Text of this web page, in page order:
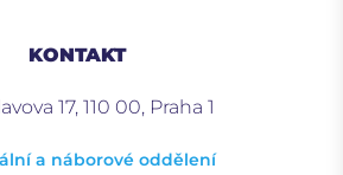
KONTAKT
17, 110 00, Praha 1
a náborové oddělení